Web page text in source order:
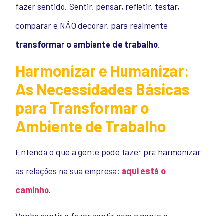
fazer sentido. Sentir, pensar, refletir, testar,
comparar e NÃO decorar, para realmente
transformar o ambiente de trabalho.
Harmonizar e Humanizar:
As Necessidades Básicas
para Transformar o
Ambiente de Trabalho
Entenda o que a gente pode fazer pra harmonizar
as relações na sua empresa: aqui está o
caminho.